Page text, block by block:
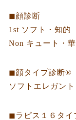
◼︎顔診断
1st ソフト・知的
Non キュート・華
◼︎顔タイプ診断®︎
ソフトエレガント
◼︎ラピス１６タイ